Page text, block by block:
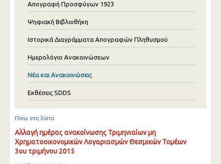
Απογραφή Προσφύγων 1923
Ψηφιακή Βιβλιοθήκη
Ιστορικά Διαγράμματα Απογραφών Πληθυσμού
Ημερολόγιο Ανακοινώσεων
Νέα και Ανακοινώσεις
Εκθέσεις SDDS
Πίσω στη λίστα
Αλλαγή ημέρας ανακοίνωσης Τριμηνιαίων μη
Χρηματοοικονομικών Λογαριασμών Θεσμικών Τομέων
3ου τριμήνου 2015